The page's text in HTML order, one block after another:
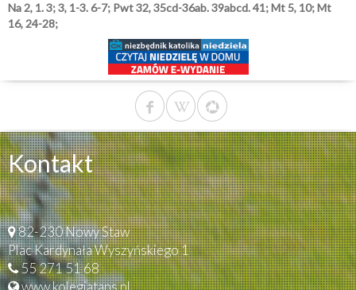
Na 2, 1. 3; 3, 1-3. 6-7; Pwt 32, 35cd-36ab. 39abcd. 41; Mt 5, 10; Mt
16, 24-28;
Kontakt
82-230 Nowy Staw
Plac Kardynała Wyszyńskiego 1
55 271 51 68
www.kolegiatans.pl